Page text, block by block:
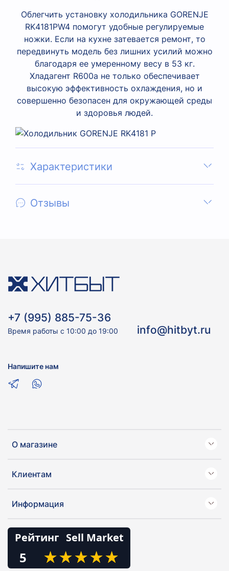
Облегчить установку холодильника GORENJE
RK4181PW4 помогут удобные регулируемые
ножки. Если на кухне затевается ремонт, то
передвинуть модель без лишних усилий можно
благодаря ее умеренному весу в 53 кг.
Хладагент R600a не только обеспечивает
высокую эффективность охлаждения, но и
совершенно безопасен для окружающей среды
и здоровья людей.
Характеристики
Отзывы
О магазине
Клиентам
Информация
Рейтинг Sell Market
5 ★
★★
★★
★★
★★
★
+7 (995) 885-75-36
Время работы с 10:00 до 19:00 info@hitbyt.ru
Напишите нам